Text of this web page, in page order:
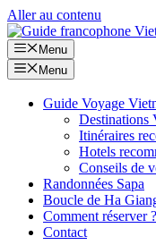
Aller au contenu
Menu
Menu
Guide Voyage
Destinations
Itinéraires
Hotels
Conseils de
Randonnées Sapa
Boucle de Ha
Comment réserver ?
Contact